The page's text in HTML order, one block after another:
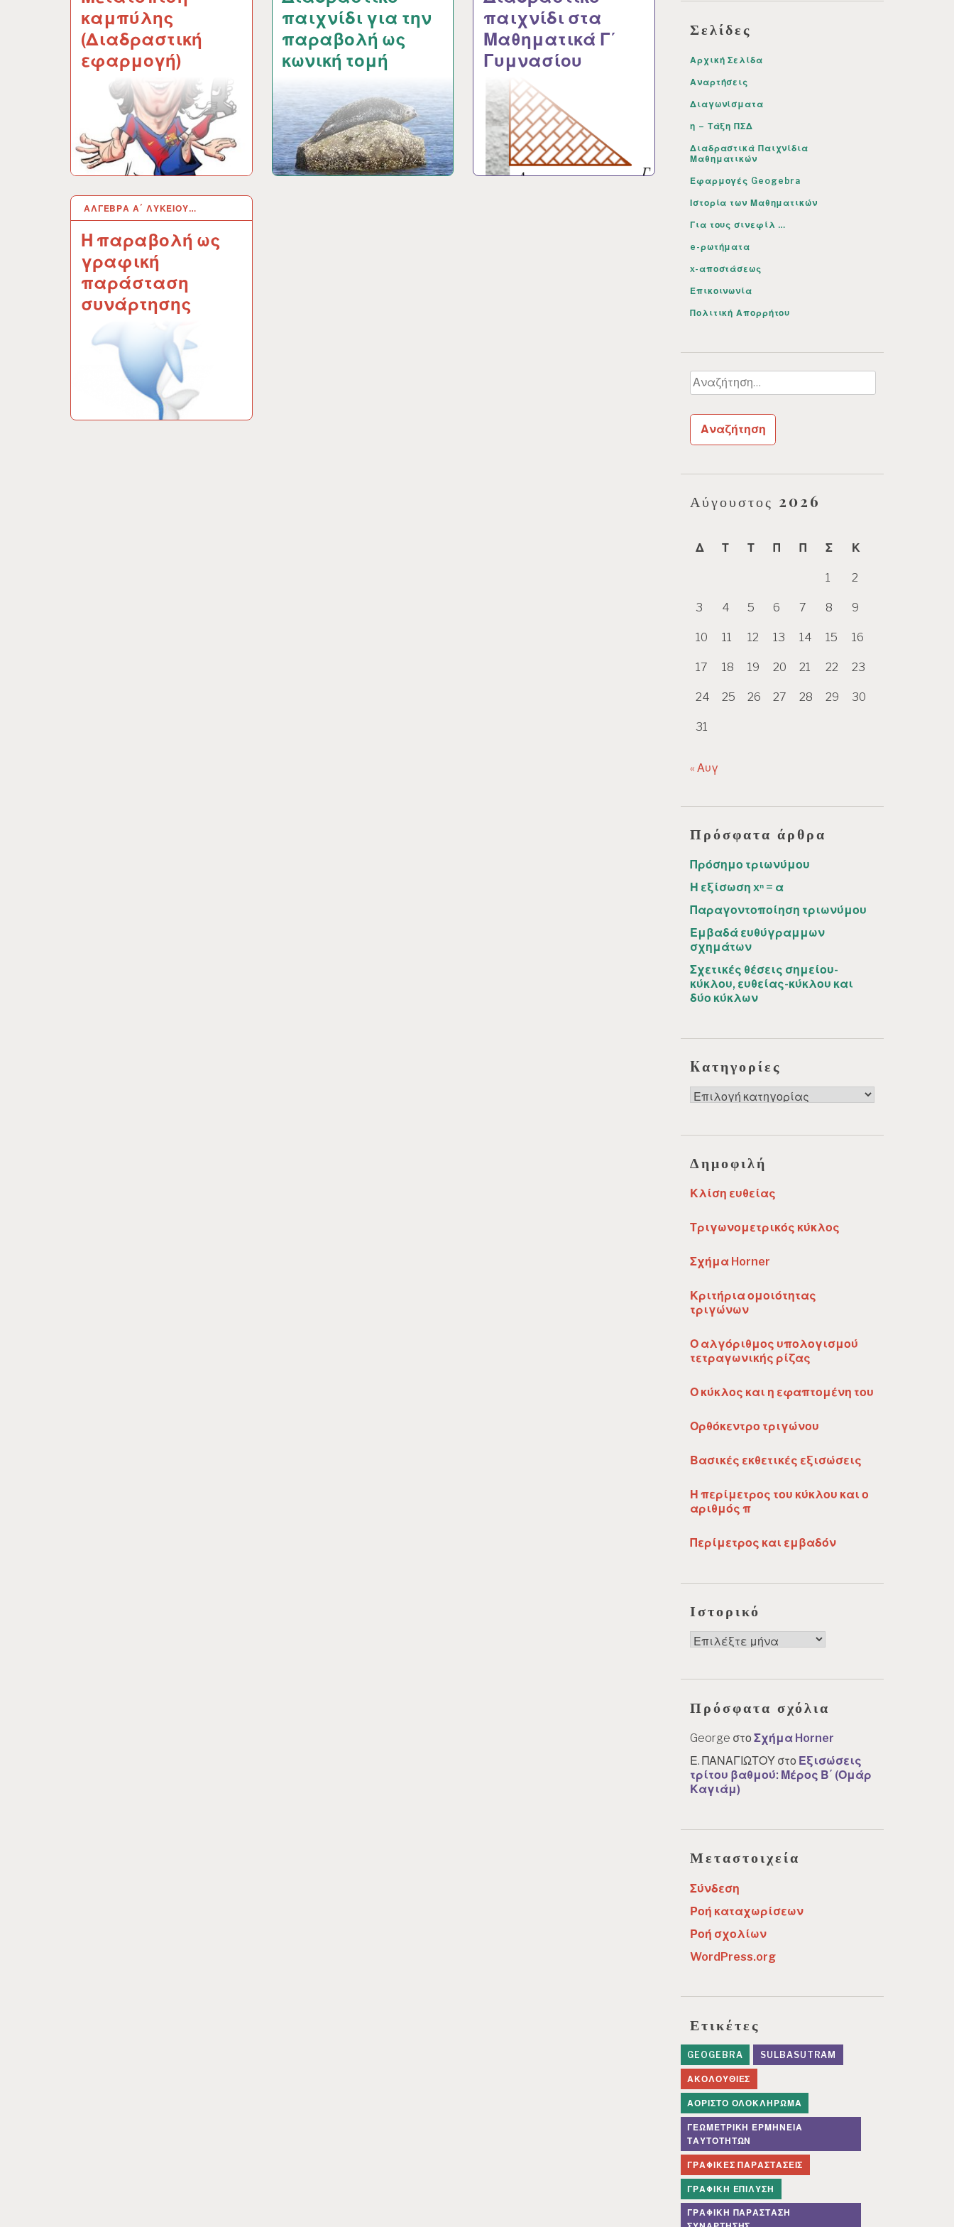
καμπύλης
(Διαδραστική
εφαρμογή)
παιχνίδι για την
παραβολή ως
κωνική τομή
παιχνίδι στα
Μαθηματικά Γ΄
Γυμνασίου
ΆΛΓΕΒΡΑ Α΄ ΛΥΚΕΊΟΥ…
Η παραβολή ως
γραφική
παράσταση
συνάρτησης
17 ΜΆΙ 2014
Σελίδες
Αρχική Σελίδα
Αναρτήσεις
Διαγωνίσματα
η – Τάξη ΠΣΔ
Διαδραστικά Παιχνίδια
Μαθηματικών
Εφαρμογές Geogebra
Ιστορία των Μαθηματικών
Για τους σινεφίλ …
e-ρωτήματα
x-αποστάσεως
Επικοινωνία
Πολιτική Απορρήτου
Αναζήτηση
για:
Αύγουστος 2026
Δ Τ Τ Π Π Σ Κ
1 2
3 4 5 6 7 8 9
10 11 12 13 14 15 16
17 18 19 20 21 22 23
24 25 26 27 28 29 30
31
« Αυγ
Πρόσφατα άρθρα
Πρόσημο τριωνύμου
Η εξίσωση xⁿ = α
Παραγοντοποίηση τριωνύμου
Εμβαδά ευθύγραμμων
σχημάτων
Σχετικές θέσεις σημείου-
κύκλου, ευθείας-κύκλου και
δύο κύκλων
Kατηγορίες
Kατηγορίες
Δημοφιλή
Κλίση ευθείας
Τριγωνομετρικός κύκλος
Σχήμα Horner
Κριτήρια ομοιότητας
τριγώνων
Ο αλγόριθμος υπολογισμού
τετραγωνικής ρίζας
Ο κύκλος και η εφαπτομένη του
Ορθόκεντρο τριγώνου
Βασικές εκθετικές εξισώσεις
Η περίμετρος του κύκλου και ο
αριθμός π
Περίμετρος και εμβαδόν
Ιστορικό
Ιστορικό
Πρόσφατα σχόλια
George στο Σχήμα Horner
Ε. ΠΑΝΑΓΙΩΤΟΥ στο Εξισώσεις
τρίτου βαθμού: Μέρος Β΄ (Ομάρ
Καγιάμ)
Μεταστοιχεία
Σύνδεση
Ροή καταχωρίσεων
Ροή σχολίων
WordPress.org
Ετικέτες
GEOGEBRA SULBASUTRAM
ΑΚΟΛΟΥΘΊΕΣ
ΑΌΡΙΣΤΟ ΟΛΟΚΛΉΡΩΜΑ
ΓΕΩΜΕΤΡΙΚΉ ΕΡΜΗΝΕΊΑ
ΤΑΥΤΟΤΉΤΩΝ
ΓΡΑΦΙΚΈΣ ΠΑΡΑΣΤΆΣΕΙΣ
ΓΡΑΦΙΚΉ ΕΠΊΛΥΣΗ
ΓΡΑΦΙΚΉ ΠΑΡΆΣΤΑΣΗ